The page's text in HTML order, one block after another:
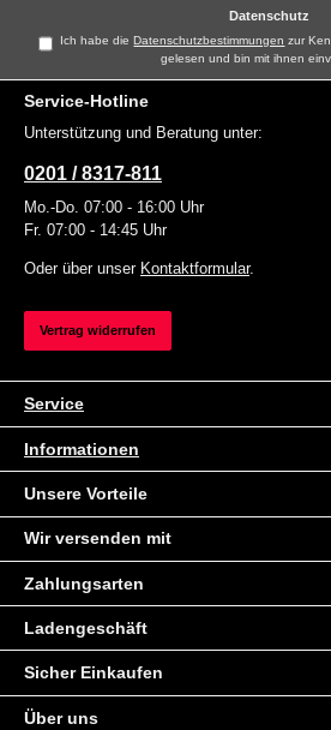
Datenschutz
Ich habe dieDatenschutzbestimmungen zur
gelesen und bin mit ihnen
Service-Hotline
Unterstützung und Beratung unter:
0201 / 8317-811
Mo.-Do. 07:00 - 16:00 Uhr
Fr. 07:00 - 14:45 Uhr
Oder über unser Kontaktformular.
Vertrag widerrufen
Service
Informationen
Unsere Vorteile
Wir versenden mit
Zahlungsarten
Ladengeschäft
Sicher Einkaufen
Über uns